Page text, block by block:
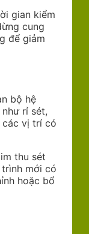
gian kiểm
cung
để giảm
bộ hệ
rỉ sét,
các vị trí có
thu sét
mới có
hoặc bổ